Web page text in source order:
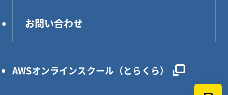
お問い合わせ
AWSオンラインスクール（とらくら）